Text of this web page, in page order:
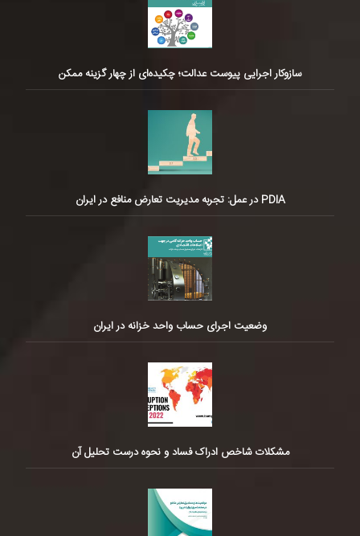
سازوکار اجرایی پیوست عدالت؛ چکیده‌ای از چهار گزینه ممکن
PDIA در عمل: تجربه مدیریت تعارض منافع در ایران
وضعیت اجرای حساب واحد خزانه در ایران
مشکلات شاخص ادراک فساد و نحوه درست تحلیل آن